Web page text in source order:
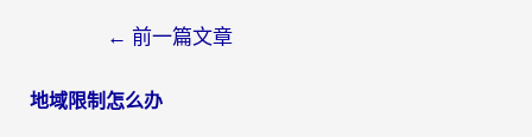
← 前一篇文章
地域限制怎么办